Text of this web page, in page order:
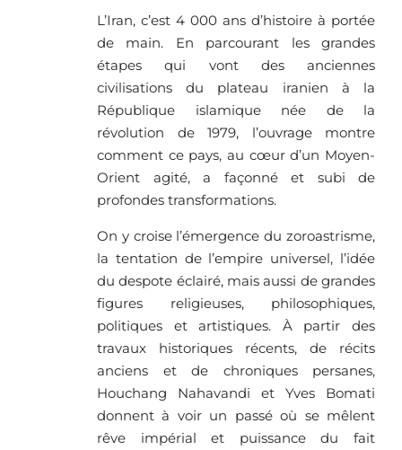
L’Iran, c’est 4 000 ans d’histoire à portée
de main. En parcourant les grandes
étapes qui vont des anciennes
civilisations du plateau iranien à la
République islamique née de la
révolution de 1979, l’ouvrage montre
comment ce pays, au cœur d’un Moyen-
Orient agité, a façonné et subi de
profondes transformations.
On y croise l’émergence du zoroastrisme,
la tentation de l’empire universel, l’idée
du despote éclairé, mais aussi de grandes
figures religieuses, philosophiques,
politiques et artistiques. À partir des
travaux historiques récents, de récits
anciens et de chroniques persanes,
Houchang Nahavandi et Yves Bomati
donnent à voir un passé où se mêlent
rêve impérial et puissance du fait